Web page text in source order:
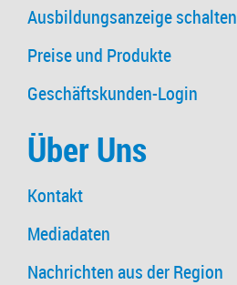
Ausbildungsanzeige schalten
Preise und Produkte
Geschäftskunden-Login
Über Uns
Kontakt
Mediadaten
Nachrichten aus der Region